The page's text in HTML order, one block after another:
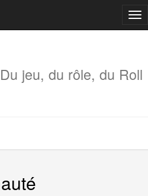
Du jeu, du rôle, du Roll